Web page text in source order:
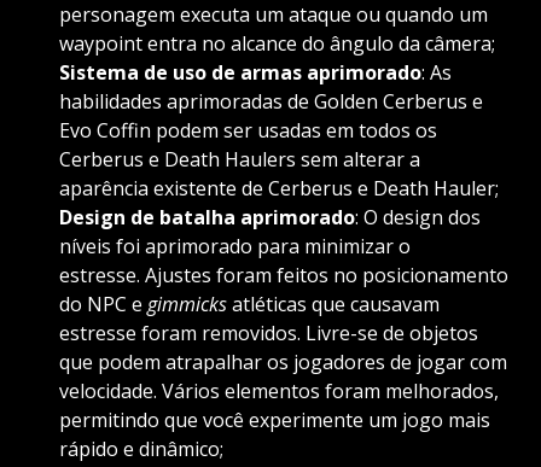
personagem executa um ataque ou quando um
waypoint entra no alcance do ângulo da câmera;
Sistema de uso de armas aprimorado: As
habilidades aprimoradas de Golden Cerberus e
Evo Coffin podem ser usadas em todos os
Cerberus e Death Haulers sem alterar a
aparência existente de Cerberus e Death Hauler;
Design de batalha aprimorado: O design dos
níveis foi aprimorado para minimizar o
estresse. Ajustes foram feitos no posicionamento
do NPC e gimmicksatléticas que causavam
estresse foram removidos. Livre-se de objetos
que podem atrapalhar os jogadores de jogar com
velocidade. Vários elementos foram melhorados,
permitindo que você experimente um jogo mais
rápido e dinâmico;